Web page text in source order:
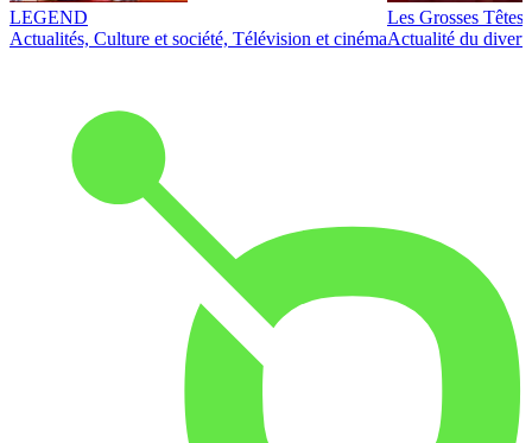
LEGEND
Actualités, Culture et société, Télévision et cinéma
Les Grosses Têtes
Actualité du